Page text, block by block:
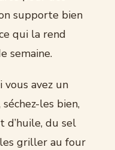
supporte bien
qui la rend
semaine.
vous avez un
les bien,
d’huile, du sel
griller au four